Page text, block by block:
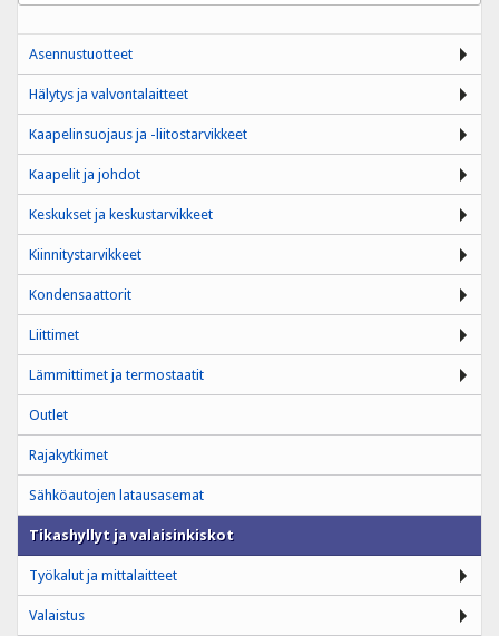
Asennustuotteet
Hälytys ja valvontalaitteet
Kaapelinsuojaus ja -liitostarvikkeet
Kaapelit ja johdot
Keskukset ja keskustarvikkeet
Kiinnitystarvikkeet
Kondensaattorit
Liittimet
Lämmittimet ja termostaatit
Outlet
Rajakytkimet
Sähköautojen latausasemat
Tikashyllyt ja valaisinkiskot
Työkalut ja mittalaitteet
Valaistus